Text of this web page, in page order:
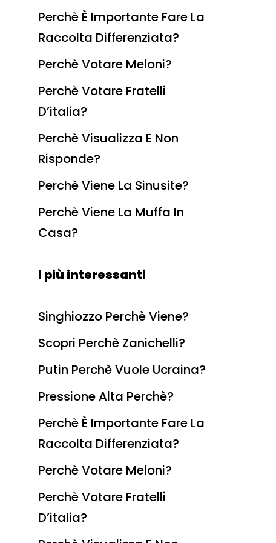
Perchè È Importante Fare La
Raccolta Differenziata?
Perchè Votare Meloni?
Perchè Votare Fratelli
D’italia?
Perchè Visualizza E Non
Risponde?
Perchè Viene La Sinusite?
Perchè Viene La Muffa In
Casa?
I più interessanti
Singhiozzo Perchè Viene?
Scopri Perchè Zanichelli?
Putin Perchè Vuole Ucraina?
Pressione Alta Perchè?
Perchè È Importante Fare La
Raccolta Differenziata?
Perchè Votare Meloni?
Perchè Votare Fratelli
D’italia?